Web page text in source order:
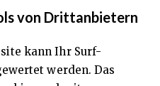
von Drittanbietern
kann Ihr Surf-
werden. Das